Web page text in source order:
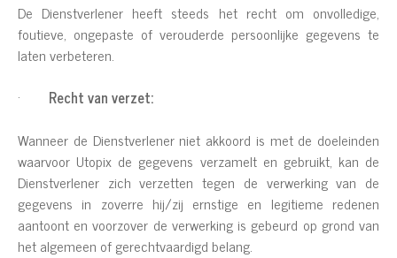
De Dienstverlener heeft steeds het recht om onvolledige,
foutieve, ongepaste of verouderde persoonlijke gegevens te
laten verbeteren.
· Recht van verzet:
Wanneer de Dienstverlener niet akkoord is met de doeleinden
waarvoor Utopix de gegevens verzamelt en gebruikt, kan de
Dienstverlener zich verzetten tegen de verwerking van de
gegevens in zoverre hij/zij ernstige en legitieme redenen
aantoont en voorzover de verwerking is gebeurd op grond van
het algemeen of gerechtvaardigd belang.